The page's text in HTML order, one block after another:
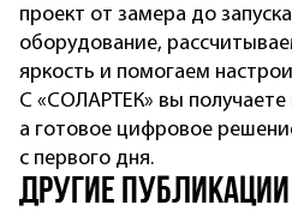
проект от замера до
оборудование,
яркость и помогаем
С «СОЛАРТЕК» вы получаете
а готовое цифровое
с первого дня.
другие